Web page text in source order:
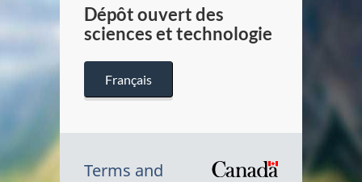
Dépôt ouvert des
sciences et technologie
Français
Terms and